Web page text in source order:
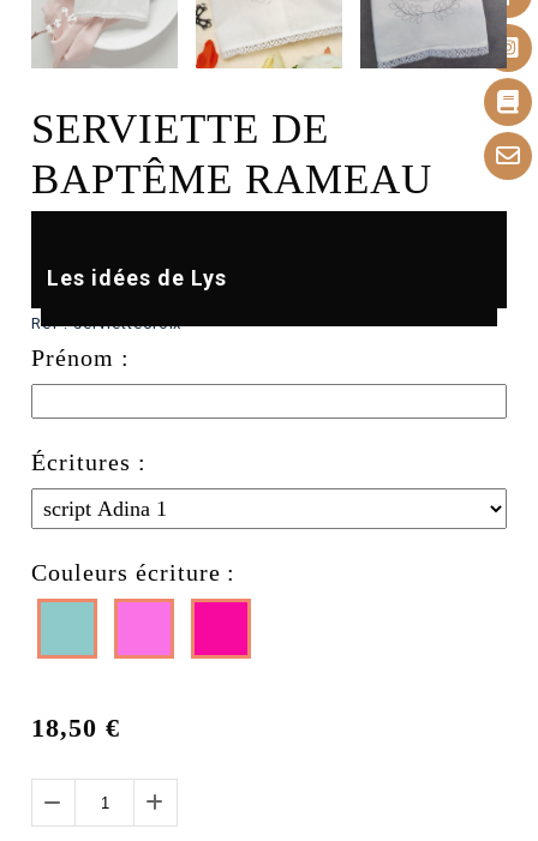
SERVIETTE DE
BAPTÊME RAMEAU
Les idées de Lys
Ref : serviettecroix
Prénom :
Écritures :
Couleurs écriture :
18,50 €